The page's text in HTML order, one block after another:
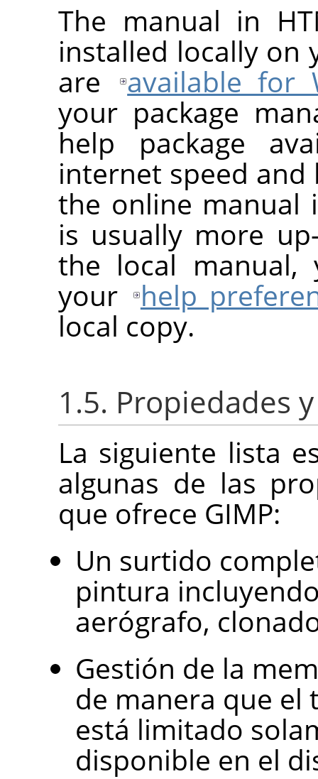
The manual in
installed locally on
are
available for
your package
help package
internet speed
the online manual
is usually more
the local
your
help
local copy.
1.5. Propiedades
La siguiente lista
algunas de las
que ofrece GIMP:
Un surtido
pintura
aerógrafo,
Gestión de la
de manera que el
está limitado
disponible en el